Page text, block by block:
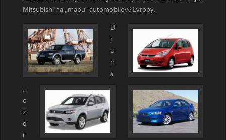
Mitsubishi na „mapu“ automobilové Evropy.
D
r
u
h
á
„
o
z
d
r